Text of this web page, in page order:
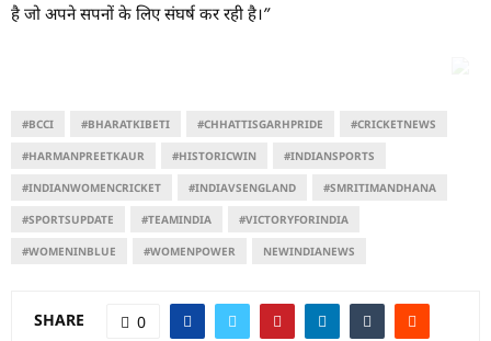
है जो अपने सपनों के लिए संघर्ष कर रही है।”
#BCCI #BHARATKIBETI #CHHATTISGARHPRIDE #CRICKETNEWS
#HARMANPREETKAUR #HISTORICWIN #INDIANSPORTS
#INDIANWOMENCRICKET #INDIAVSENGLAND #SMRITIMANDHANA
#SPORTSUPDATE #TEAMINDIA #VICTORYFORINDIA
#WOMENINBLUE #WOMENPOWER NEWINDIANEWS
SHARE 0